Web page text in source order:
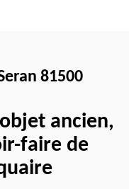
81500
ancien,
faire de